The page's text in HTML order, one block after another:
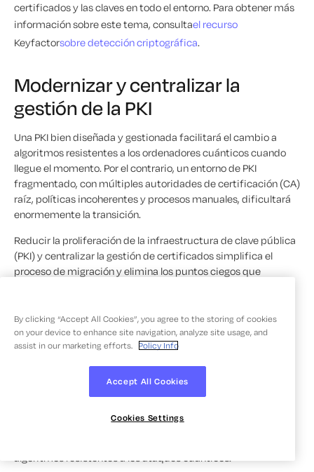
certificados y las claves en todo el entorno. Para obtener más
información sobre este tema, consultael recurso
Keyfactorsobre detección criptográfica.
Modernizar y centralizar la
gestión de la PKI
Una PKI bien diseñada y gestionada facilitará el cambio a
algoritmos resistentes a los ordenadores cuánticos cuando
llegue el momento. Por el contrario, un entorno de PKI
fragmentado, con múltiples autoridades de certificación (CA)
raíz, políticas incoherentes y procesos manuales, dificultará
enormemente la transición.
Reducir la proliferación de la infraestructura de clave pública
(PKI) y centralizar la gestión de certificados simplifica el
proceso de migración y elimina los puntos ciegos que
Desarrollar la «criptoagilidad»
algoritmos y protocolos criptográficos sin necesidad de
renovar la infraestructura. Se trata de la capacidad más
importante para la defensa contra los ataques HNDL, ya que
determina la rapidez con la que una organización puede
algoritmos resistentes a los ataques cuánticos.
By clicking “Accept All Cookies”, you agree to the storing of cookies
on your device to enhance site navigation, analyze site usage, and
assist in our marketing efforts.
Policy Info
Accept All Cookies
Cookies Settings